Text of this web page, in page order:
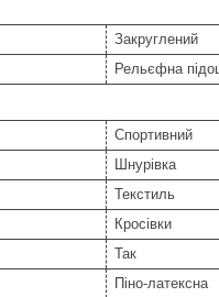
Закруглений
Рельєфна
Спортивний
Шнурівка
Текстиль
Кросівки
Так
Піно-латексна